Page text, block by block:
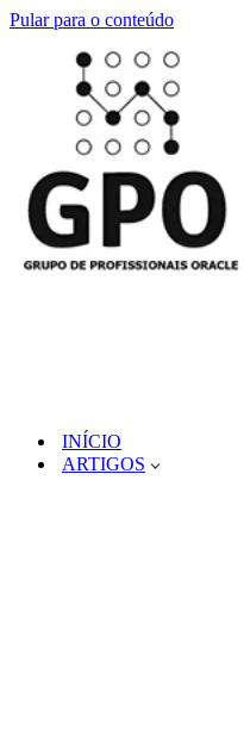
Pular para o conteúdo
INÍCIO
ARTIGOS